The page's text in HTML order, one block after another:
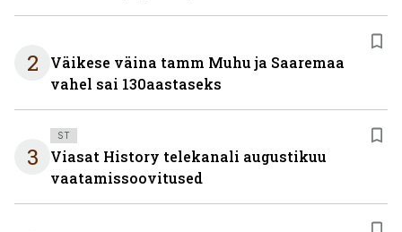
2
Väikese väina tamm Muhu ja Saaremaa
vahel sai 130aastaseks
3
ST
Viasat History telekanali augustikuu
vaatamissoovitused